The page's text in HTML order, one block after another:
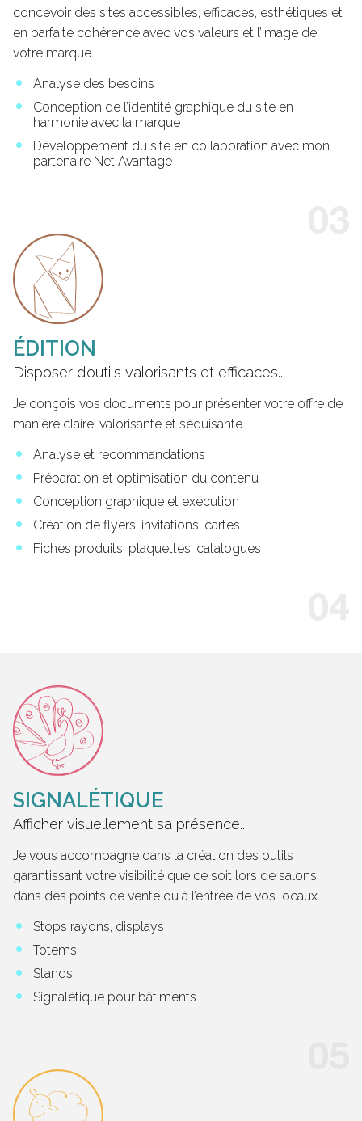
concevoir des sites accessibles, efficaces, esthétiques et
en parfaite cohérence avec vos valeurs et l’image de
votre marque.
Analyse des besoins
Conception de l’identité graphique du site en
harmonie avec la marque
Développement du site en collaboration avec mon
partenaire Net Avantage
ÉDITION
Disposer d’outils valorisants et efficaces...
Je conçois vos documents pour présenter votre offre de
manière claire, valorisante et séduisante.
Analyse et recommandations
Préparation et optimisation du contenu
Conception graphique et exécution
Création de flyers, invitations, cartes
Fiches produits, plaquettes, catalogues
SIGNALÉTIQUE
Afficher visuellement sa présence...
Je vous accompagne dans la création des outils
garantissant votre visibilité que ce soit lors de salons,
dans des points de vente ou à l’entrée de vos locaux.
Stops rayons, displays
Totems
Stands
Signalétique pour bâtiments